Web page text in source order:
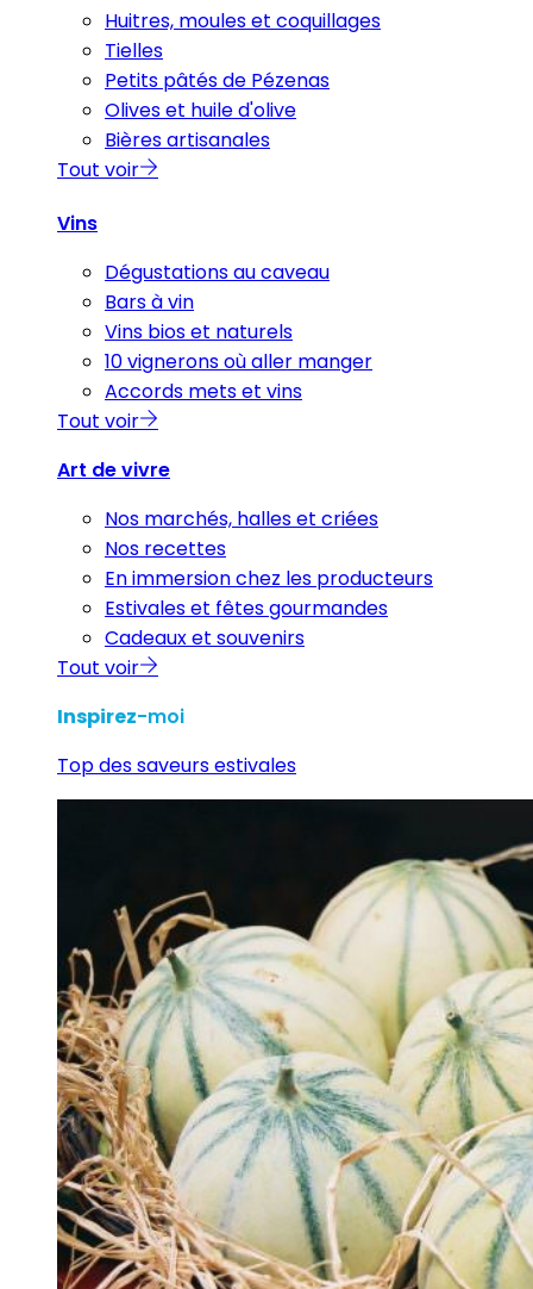
Huitres, moules et coquillages
Tielles
Petits pâtés de Pézenas
Olives et huile d'olive
Bières artisanales
Tout voir
Vins
Dégustations au caveau
Bars à vin
Vins bios et naturels
10 vignerons où aller manger
Accords mets et vins
Tout voir
Art de vivre
Nos marchés, halles et criées
Nos recettes
En immersion chez les producteurs
Estivales et fêtes gourmandes
Cadeaux et souvenirs
Tout voir
Inspirez-moi
Top des saveurs estivales